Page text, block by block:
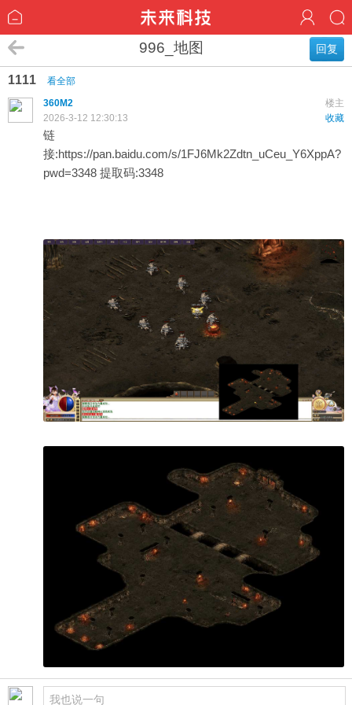
回复
996_地图
1111
看全部
楼主
360M2
收藏
2026-3-12 12:30:13
链
接:https://pan.baidu.com/s/1FJ6Mk2Zdtn_uCeu_Y6XppA?
pwd=3348 提取码:3348